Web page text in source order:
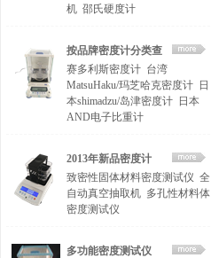
机 邵氏硬度计
按品牌密度计分类查
找
赛多利斯密度计 台湾
MatsuHaku/玛芝哈克密度计 日
本shimadzu/岛津密度计 日本
AND电子比重计
2013年新品密度计
致密性固体材料密度测试仪 全
自动真空抽取机 多孔性材料体
密度测试仪
多功能密度测试仪